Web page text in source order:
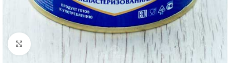
Нажмите, чтобы увеличить